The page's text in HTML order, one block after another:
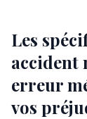
Les
accident
erreur
vos